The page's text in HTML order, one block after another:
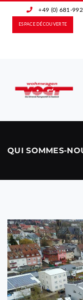
+49 (0) 681-
ESPACE DÉCOUVERTE
QUI SOMMES-